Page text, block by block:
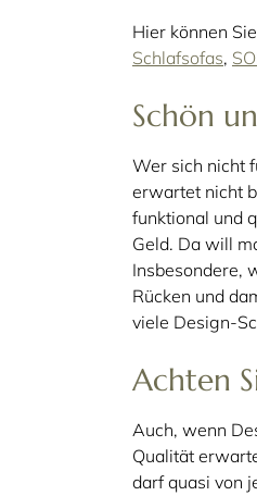
Hier können
Schlafsofas,
Schön
Wer sich nicht
erwartet nicht
funktional und
Geld. Da will
Insbesondere,
Rücken und
viele Design-
Achten
Auch, wenn
Qualität
darf quasi von